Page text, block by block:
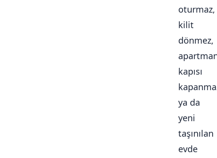
oturmaz,
kilit
dönmez,
kapısı
ya da
yeni
taşınılan
evde